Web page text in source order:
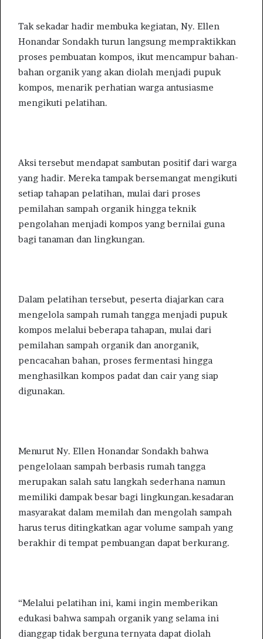
Tak sekadar hadir membuka kegiatan, Ny. Ellen
Honandar Sondakh turun langsung mempraktikkan
proses pembuatan kompos, ikut mencampur bahan-
bahan organik yang akan diolah menjadi pupuk
kompos, menarik perhatian warga antusiasme
mengikuti pelatihan.
Aksi tersebut mendapat sambutan positif dari warga
yang hadir. Mereka tampak bersemangat mengikuti
setiap tahapan pelatihan, mulai dari proses
pemilahan sampah organik hingga teknik
pengolahan menjadi kompos yang bernilai guna
bagi tanaman dan lingkungan.
Dalam pelatihan tersebut, peserta diajarkan cara
mengelola sampah rumah tangga menjadi pupuk
kompos melalui beberapa tahapan, mulai dari
pemilahan sampah organik dan anorganik,
pencacahan bahan, proses fermentasi hingga
menghasilkan kompos padat dan cair yang siap
digunakan.
Menurut Ny. Ellen Honandar Sondakh bahwa
pengelolaan sampah berbasis rumah tangga
merupakan salah satu langkah sederhana namun
memiliki dampak besar bagi lingkungan.kesadaran
masyarakat dalam memilah dan mengolah sampah
harus terus ditingkatkan agar volume sampah yang
berakhir di tempat pembuangan dapat berkurang.
“Melalui pelatihan ini, kami ingin memberikan
edukasi bahwa sampah organik yang selama ini
dianggap tidak berguna ternyata dapat diolah